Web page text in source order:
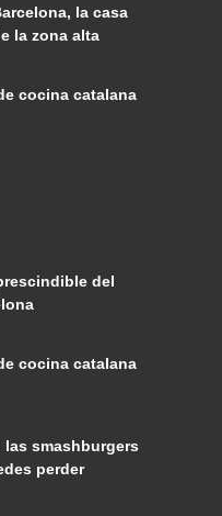
la casa
la zona alta
cocina catalana
del
cocina catalana
las smashburgers
perder